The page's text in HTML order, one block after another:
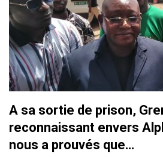
A sa sortie de prison,
reconnaissant envers
nous a prouvés que…